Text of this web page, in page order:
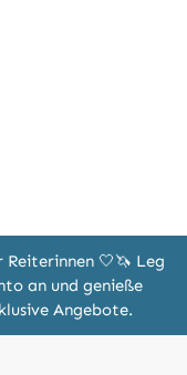
Reiterinnen 🤍🦄 Leg
an und genieße
Angebote.